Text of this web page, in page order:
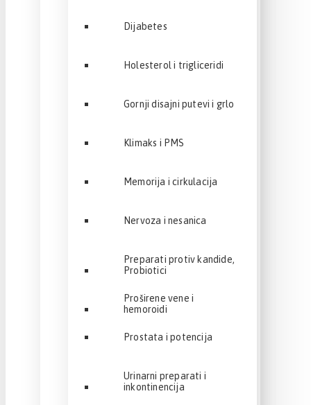
Dijabetes
Holesterol i trigliceridi
Gornji disajni putevi i grlo
Klimaks i PMS
Memorija i cirkulacija
Nervoza i nesanica
Preparati protiv kandide,
Probiotici
Proširene vene i
hemoroidi
Prostata i potencija
Urinarni preparati i
inkontinencija